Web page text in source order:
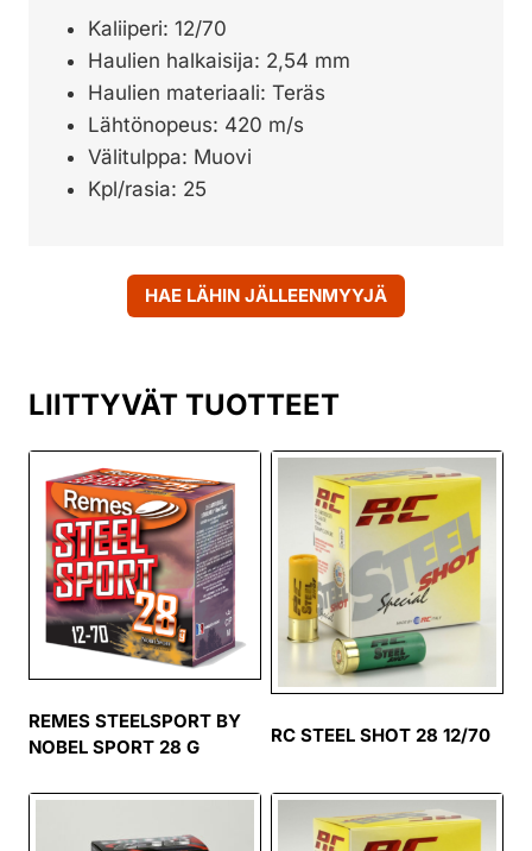
Kaliiperi: 12/70
Haulien halkaisija: 2,54 mm
Haulien materiaali: Teräs
Lähtönopeus: 420 m/s
Välitulppa: Muovi
Kpl/rasia: 25
HAE LÄHIN JÄLLEENMYYJÄ
LIITTYVÄT TUOTTEET
REMES STEELSPORT BY
NOBEL SPORT 28 G
RC STEEL SHOT 28 12/70